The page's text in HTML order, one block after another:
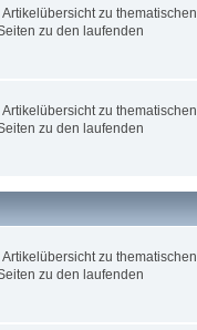
zu thematischen
zu den laufenden
zu thematischen
zu den laufenden
zu thematischen
zu den laufenden